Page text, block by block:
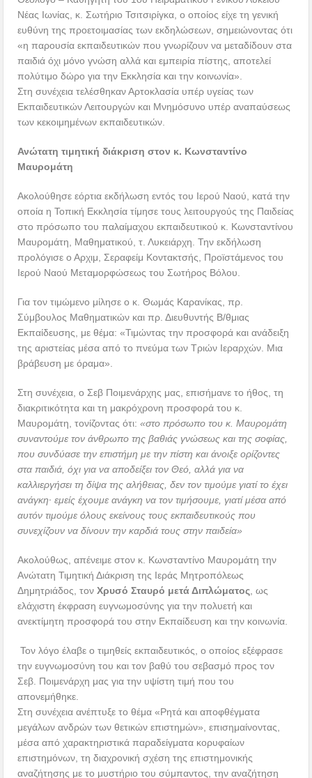
Νέας Ιωνίας, κ. Σωτήριο Τσιτσιρίγκα, ο οποίος είχε τη γενική
ευθύνη της προετοιμασίας των εκδηλώσεων, σημειώνοντας ότι
«η παρουσία εκπαιδευτικών που γνωρίζουν να μεταδίδουν στα
παιδιά όχι μόνο γνώση αλλά και εμπειρία πίστης, αποτελεί
πολύτιμο δώρο για την Εκκλησία και την κοινωνία».
Στη συνέχεια τελέσθηκαν Αρτοκλασία υπέρ υγείας των
Εκπαιδευτικών Λειτουργών και Μνημόσυνο υπέρ αναπαύσεως
των κεκοιμημένων εκπαιδευτικών.
Ανώτατη τιμητική διάκριση στον κ. Κωνσταντίνο
Μαυρομάτη
Ακολούθησε εόρτια εκδήλωση εντός του Ιερού Ναού, κατά την
οποία η Τοπική Εκκλησία τίμησε τους λειτουργούς της Παιδείας
στο πρόσωπο του παλαίμαχου εκπαιδευτικού κ. Κωνσταντίνου
Μαυρομάτη, Μαθηματικού, τ. Λυκειάρχη. Την εκδήλωση
προλόγισε ο Αρχιμ, Σεραφείμ Κοντακτσής, Προϊστάμενος του
Ιερού Ναού Μεταμορφώσεως του Σωτήρος Βόλου.
Για τον τιμώμενο μίλησε ο κ. Θωμάς Καρανίκας, πρ.
Σύμβουλος Μαθηματικών και πρ. Διευθυντής Β/θμιας
Εκπαίδευσης, με θέμα: «Τιμώντας την προσφορά και ανάδειξη
της αριστείας μέσα από το πνεύμα των Τριών Ιεραρχών. Μια
βράβευση με όραμα».
Στη συνέχεια, ο Σεβ Ποιμενάρχης μας, επισήμανε το ήθος, τη
διακριτικότητα και τη μακρόχρονη προσφορά του κ.
Μαυρομάτη, τονίζοντας ότι:«στο πρόσωπο του κ. Μαυρομάτη
συναντούμε τον άνθρωπο της βαθιάς γνώσεως και της σοφίας,
που συνδύασε την επιστήμη με την πίστη και άνοιξε ορίζοντες
στα παιδιά, όχι για να αποδείξει τον Θεό, αλλά για να
καλλιεργήσει τη δίψα της αλήθειας, δεν τον τιμούμε γιατί το έχει
ανάγκη· εμείς έχουμε ανάγκη να τον τιμήσουμε, γιατί μέσα από
αυτόν τιμούμε όλους εκείνους τους εκπαιδευτικούς που
συνεχίζουν να δίνουν την καρδιά τους στην παιδεία»
Ακολούθως, απένειμε στον κ. Κωνσταντίνο Μαυρομάτη την
Ανώτατη Τιμητική Διάκριση της Ιεράς Μητροπόλεως
Δημητριάδος, τονΧρυσό Σταυρό μετά Διπλώματος , ως
ελάχιστη έκφραση ευγνωμοσύνης για την πολυετή και
ανεκτίμητη προσφορά του στην Εκπαίδευση και την κοινωνία.
Τον λόγο έλαβε ο τιμηθείς εκπαιδευτικός, ο οποίος εξέφρασε
την ευγνωμοσύνη του και τον βαθύ του σεβασμό προς τον
Σεβ. Ποιμενάρχη μας για την υψίστη τιμή που του
απονεμήθηκε.
Στη συνέχεια ανέπτυξε το θέμα «Ρητά και αποφθέγματα
μεγάλων ανδρών των θετικών επιστημών», επισημαίνοντας,
μέσα από χαρακτηριστικά παραδείγματα κορυφαίων
επιστημόνων, τη διαχρονική σχέση της επιστημονικής
αναζήτησης με το μυστήριο του σύμπαντος, την αναζήτηση